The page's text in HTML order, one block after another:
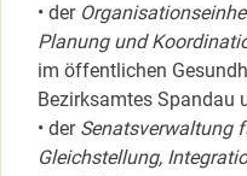
• der
Planung und
im öffentlichen
Bezirksamtes Spandau
• der Senatsverwaltung
Gleichstellung,